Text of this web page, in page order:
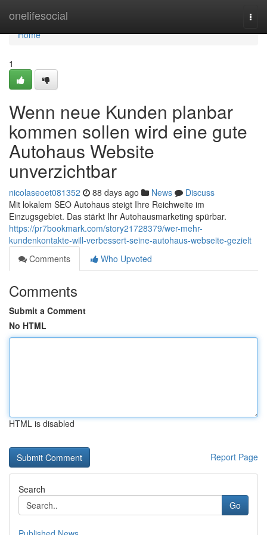
onelifesocial
Home
Home
1
Wenn neue Kunden planbar
kommen sollen wird eine gute
Autohaus Website
unverzichtbar
nicolaseoet081352 88 days ago News
Discuss
Mit lokalem SEO Autohaus steigt Ihre Reichweite im
Einzugsgebiet. Das stärkt Ihr Autohausmarketing spürbar.
https://pr7bookmark.com/story21728379/wer-mehr-
kundenkontakte-will-verbessert-seine-autohaus-webseite-gezielt
Comments
Who Upvoted
Comments
Submit a Comment
No HTML
HTML is disabled
Report Page
Search
Go